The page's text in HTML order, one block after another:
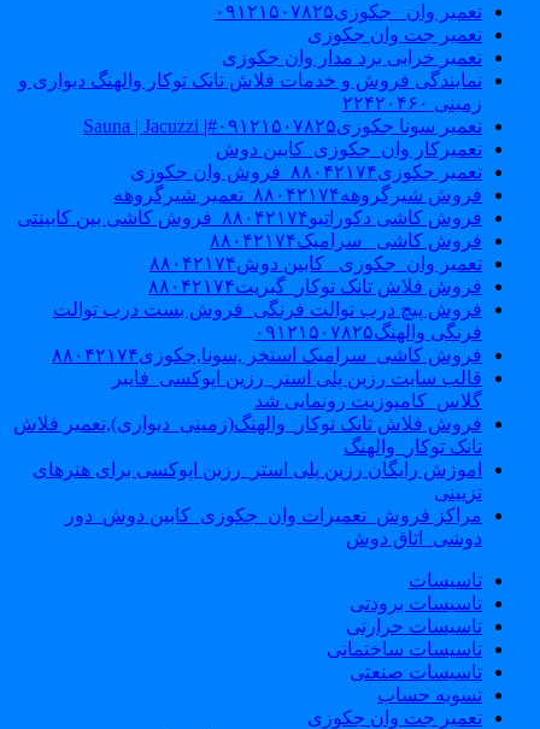
تعمیر وان _جکوزی۰۹۱۲۱۵۰۷۸۲۵
تعمیر جت وان جکوزی
تعمیر خرابی برد مدار وان جکوزی
نمایندگی فروش و خدمات فلاش تانک توکار والهنگ دیواری و
زمینی ۲۲۴۲۰۴۶۰
تعمیر سونا جکوزی۰۹۱۲۱۵۰۷۸۲۵#| Sauna | Jacuzzi
تعمیرکار وان_جکوزی_کابین دوش
تعمیر جکوزی۸۸۰۴۲۱۷۴_فروش وان جکوزی
فروش شیرگروهه۸۸۰۴۲۱۷۴_تعمیر شیرگروهه
فروش کاشی دکوراتیو۸۸۰۴۲۱۷۴_فروش کاشی بین کابینتی
فروش کاشی _سرامیک۸۸۰۴۲۱۷۴
تعمیر وان_جکوزی_ کابین دوش۸۸۰۴۲۱۷۴
فروش فلاش تانک توکار_گبریت۸۸۰۴۲۱۷۴
فروش پیچ درب توالت فرنگی_فروش بست درب توالت
فرنگی والهنگ۰۹۱۲۱۵۰۷۸۲۵
فروش کاشی_سرامیک استخر ,سونا,جکوزی۸۸۰۴۲۱۷۴
قالب سایت رزین پلی استر_رزین اپوکسی_فایبر
گلاس_کامپوزیت رونمایی شد
فروش فلاش تانک توکار_والهنگ(زمینی_دیواری),تعمیر فلاش
تانک توکار_والهنگ
اموزش رایگان رزین پلی استر_رزین اپوکسی برای هنرهای
تزیینی
مراکز فروش_تعمیرات وان_جکوزی_کابین دوش_دور
دوشی_اتاق دوش
تاسیسات
تاسیسات برودتی
تاسیسات حرارتی
تاسیسات ساختمانی
تاسیسات صنعتی
تسویه حساب
تعمیر جت وان جکوزی